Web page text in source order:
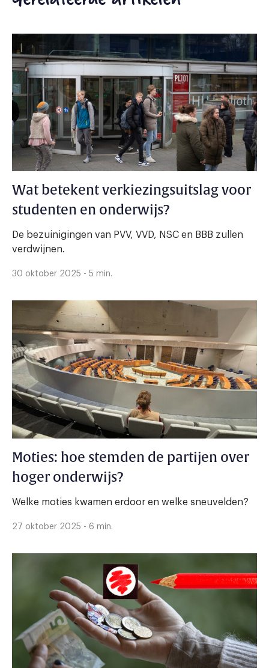
Wat betekent verkiezingsuitslag voor
studenten en onderwijs?
De bezuinigingen van PVV, VVD, NSC en BBB zullen
verdwijnen.
30 oktober 2025 - 5 min.
Moties: hoe stemden de partijen over
hoger onderwijs?
Welke moties kwamen erdoor en welke sneuvelden?
27 oktober 2025 - 6 min.